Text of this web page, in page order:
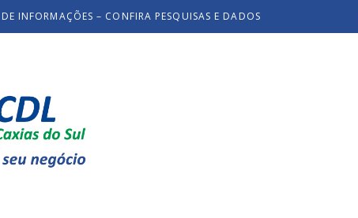
INFORMAÇÕES – CONFIRA PESQUISAS E DADOS